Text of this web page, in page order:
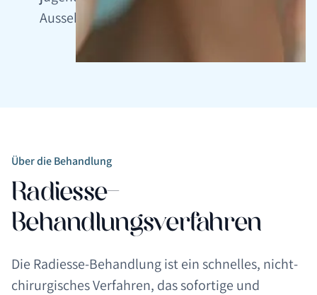
Aussehen
Über die Behandlung
Radiesse-
Behandlungsverfahren
Die Radiesse-Behandlung ist ein schnelles, nicht-
chirurgisches Verfahren, das sofortige und